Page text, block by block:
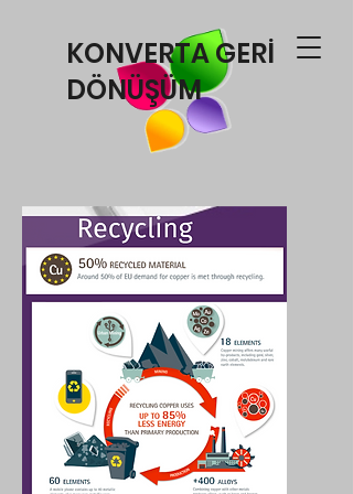
KONVERTA GERİ
DÖNÜŞÜM